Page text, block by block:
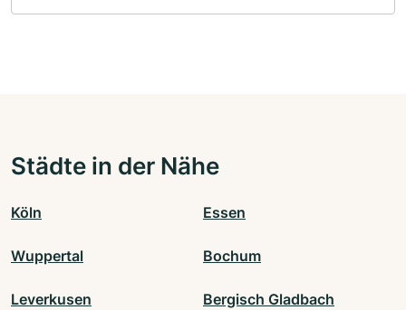
Städte in der Nähe
Köln Essen
Wuppertal Bochum
Leverkusen Bergisch Gladbach